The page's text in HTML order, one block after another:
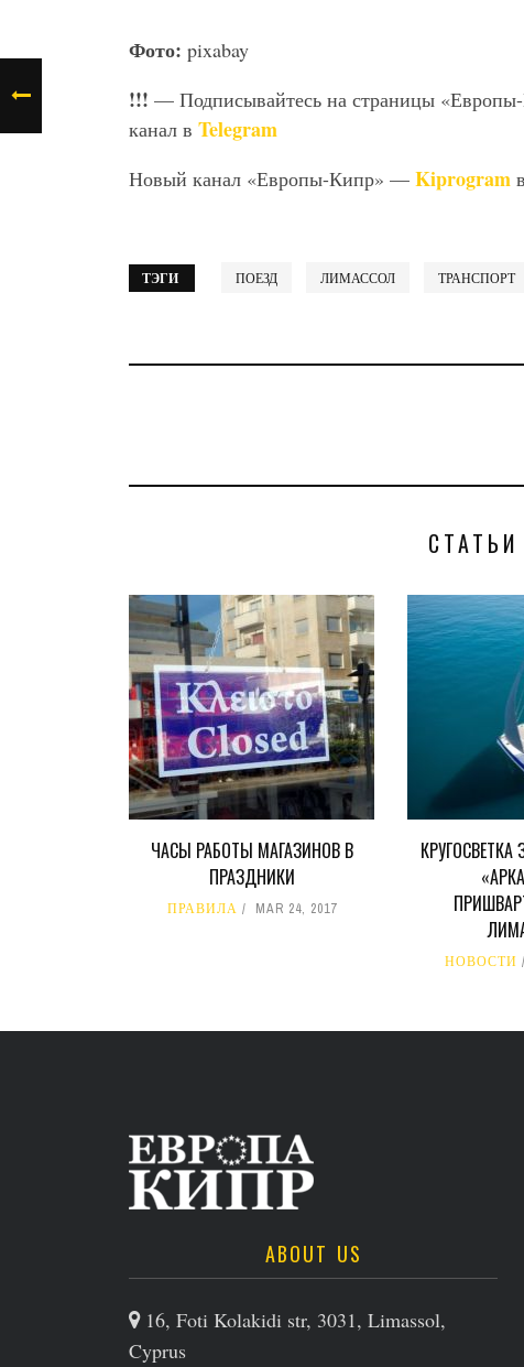
Фото: pixabay
!!! — Подписывайтесь на страницы
канал в Telegram
Новый канал «Европы-Кипр» — Kiprogram
ТЭГИ ПОЕЗД ЛИМАССОЛ ТРАНСПОРТ
ЧАСЫ РАБОТЫ МАГАЗИНОВ В
ПРАЗДНИКИ
ПРАВИЛА MAR 24, 2017
КРУГОСВЕТКА
НОВОСТИ
ABOUT US
16, Foti Kolakidi str, 3031, Limassol,
Cyprus